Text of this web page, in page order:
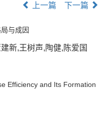
上一篇 下一篇
与成因
新,王树声,陶健,陈爱国
Efficiency and Its Formation